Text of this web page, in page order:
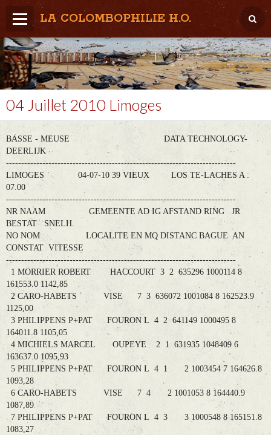
LA COLOMBOPHILIE H.O.
Home
Météo / Het weer
Lâcher / Los
Result. clubs, Provincial, (Inter)National
RFCB / KBDB
04 Juillet 2010 Limoges
BASSE - MEUSE DATA TECHNOLOGY-
DEERLIJK
----------------------------------------------------------------------------
LIMOGES 04-07-10 39 VIEUX LOS TE-LACHES A :
07.00
----------------------------------------------------------------------------
NR NAAM GEMEENTE AD IG AFSTAND RING JR
BESTAT SNELH.
NO NOM LOCALITE EN MQ DISTANC BAGUE AN
CONSTAT VITESSE
----------------------------------------------------------------------------
1 MORRIER ROBERT HACCOURT 3 2 635296 1000114 8
161553.0 1142,85
2 CARO-HABETS VISE 7 3 636072 1001084 8 162523.9
1125,00
3 PHILIPPENS P+PAT FOURON L 4 2 641149 1000495 8
164011.8 1105,05
4 MICHIELS MARCEL OUPEYE 2 1 631935 1048409 6
163637.0 1095,93
5 PHILIPPENS P+PAT FOURON L 4 1 2 1003454 7 164626.8
1093,28
6 CARO-HABETS VISE 7 4 2 1001053 8 164440.9
1087,89
7 PHILIPPENS P+PAT FOURON L 4 3 3 1000548 8 165151.8
1083,27